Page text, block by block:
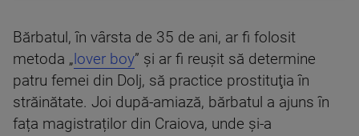
Bărbatul, în vârsta de 35 de ani, ar fi folosit
metoda „ lover boy” și ar fi reuşit să determine
patru femei din Dolj, să practice prostituţia în
străinătate. Joi după-amiază, bărbatul a ajuns în
fața magistraților din Craiova, unde și-a